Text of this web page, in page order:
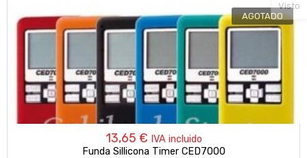
AGOTADO
13,65 € IVA incluido
Funda Sillicona Timer CED7000
Visto